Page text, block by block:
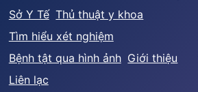
Sở Y Tế Thủ thuật y khoa
Tìm hiểu xét nghiệm
Bệnh tật qua hình ảnh Giới thiệu
Liên lạc